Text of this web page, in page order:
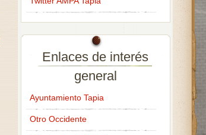
Enlaces de interés
general
Ayuntamiento Tapia
Otro Occidente